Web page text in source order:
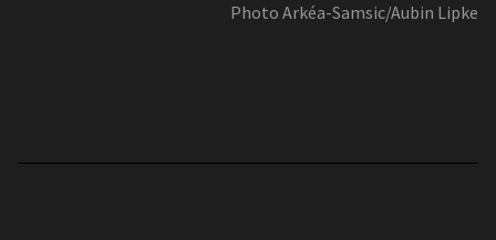
Photo Arkéa-Samsic/Aubin Lipke